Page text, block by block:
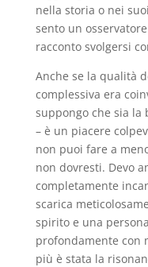
nella storia o nei
sento un
racconto svolgersi
Anche se la qualità
complessiva era
suppongo che sia la
– è un piacere
non puoi fare a
non dovresti. Devo
completamente
scarica
spirito e una
profondamente con
più è stata la